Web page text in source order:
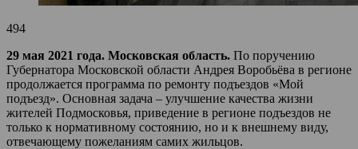
494
29 мая 2021 года. Московская область. По поручению
Губернатора Московской области Андрея Воробьёва в регионе
продолжается программа по ремонту подъездов «Мой
подъезд». Основная задача – улучшение качества жизни
жителей Подмосковья, приведение в регионе подъездов не
только к нормативному состоянию, но и к внешнему виду,
отвечающему пожеланиям самих жильцов.